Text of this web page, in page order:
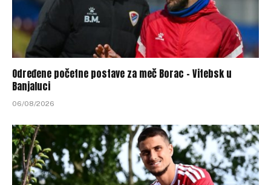
Određene početne postave za meč Borac – Vitebsk u
Banjaluci
06/08/2026